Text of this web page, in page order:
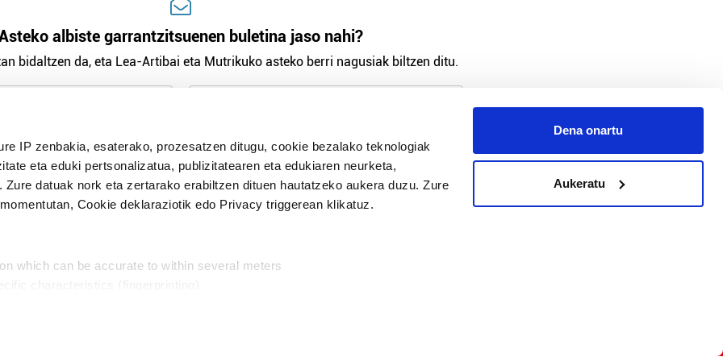
IP zenbakia, esaterako, prozesatzen ditugu, cookie bezalako teknologiak
eta eduki pertsonalizatua, publizitatearen eta edukiaren neurketa,
datuak nork eta zertarako erabiltzen dituen hautatzeko aukera duzu. Zure
Cookie deklaraziotik edo Privacy triggerean klikatuz.
which can be accurate to within several meters
Dena onartu
Aukeratu
albiste garrantzitsuenen buletina jaso nahi?
bidaltzen da, eta Lea-Artibai eta Mutrikuko asteko berri nagusiak biltzen ditu.
Harpidetu
modu librean kontatzea da gure eginkizuna. Horretarako zure ekarpena